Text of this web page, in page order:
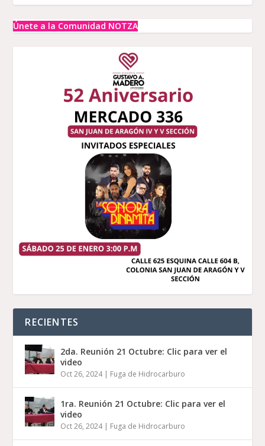
Únete a la Comunidad NOTZA
RECIENTES
2da. Reunión 21 Octubre: Clic para ver el
video
Oct 26, 2024| Fuga de Hidrocarburo
1ra. Reunión 21 Octubre: Clic para ver el
video
Oct 26, 2024| Fuga de Hidrocarburo